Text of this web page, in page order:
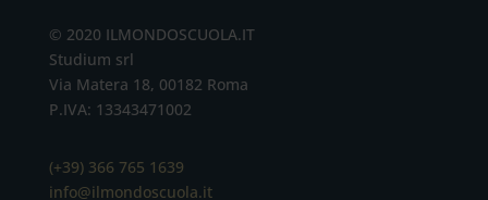
© 2020 ILMONDOSCUOLA.IT
Studium srl
Via Matera 18, 00182 Roma
P.IVA: 13343471002
(+39) 366 765 1639
info@ilmondoscuola.it